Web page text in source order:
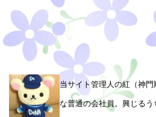
当サイト管理人の紅（神
な普通の会社員。興じる